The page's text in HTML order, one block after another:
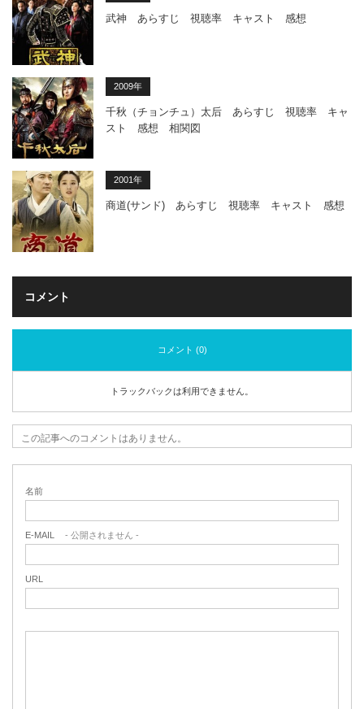
武神 あらすじ 視聴率 キャスト 感想
2009年
千秋（チョンチュ）太后 あらすじ 視聴率 キャ
スト 感想 相関図
2001年
商道(サンド) あらすじ 視聴率 キャスト 感想
コメント
コメント (0)
トラックバックは利用できません。
この記事へのコメントはありません。
名前
E-MAIL - 公開されません -
URL